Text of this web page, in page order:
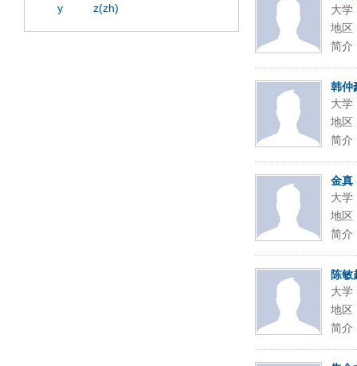
大学
地区
简介
韩仲
大学
地区
简介
金真
大学
地区
简介
陈敏
大学
地区
简介
y
z(zh)